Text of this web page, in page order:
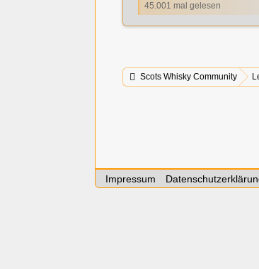
45.001 mal gelesen
Scots Whisky Community
Impressum